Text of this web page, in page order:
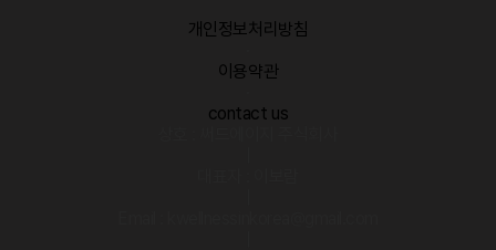
개인정보처리방침
이용약관
contact us